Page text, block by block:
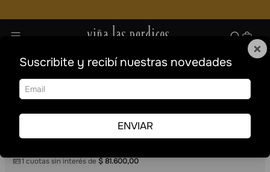
Vinos Blancos Formatos especiales 375 ml Sauvignon Blanc
375 ml
1 cuotas sin interés de$81.600,00
×
Suscribite y recibí nuestras novedades
ENVIAR